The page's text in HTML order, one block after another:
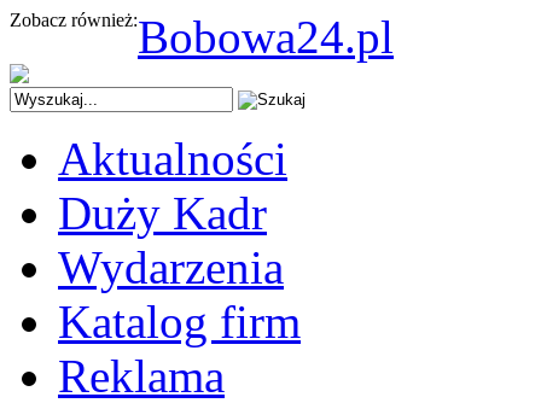
Zobacz również:Bobowa24.pl
Aktualności
Duży Kadr
Wydarzenia
Katalog firm
Reklama